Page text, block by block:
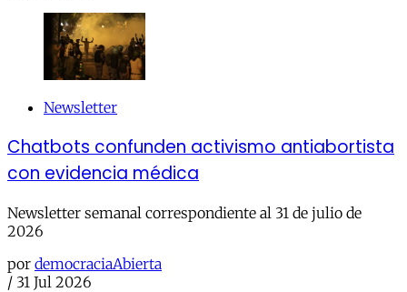
Newsletter
Chatbots confunden activismo antiabortista
con evidencia médica
Newsletter semanal correspondiente al 31 de julio de
2026
por democraciaAbierta
/ 31 Jul 2026